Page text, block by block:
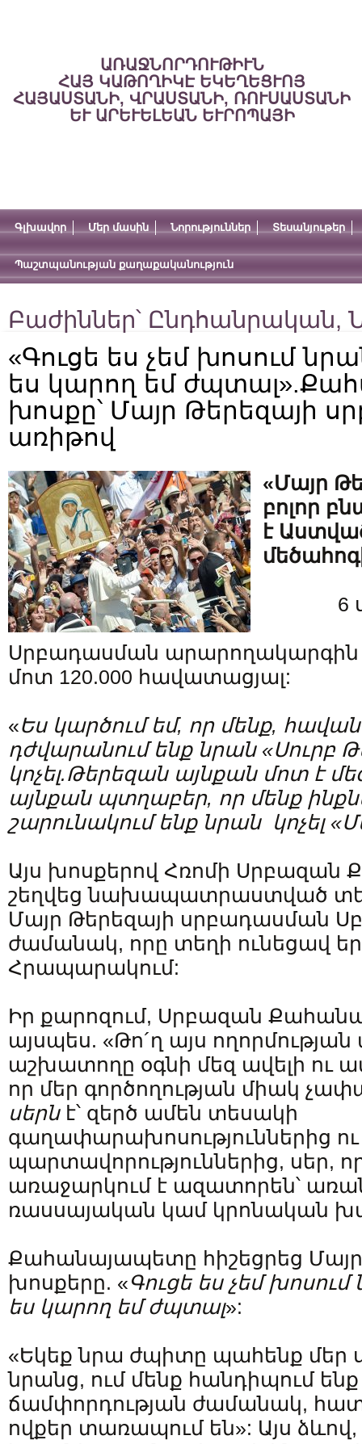
ԱՌԱՋՆՈՐԴՈՒԹԻՒՆ
ՀԱՅ ԿԱԹՈՂԻԿԷ ԵԿԵՂԵՑՒՈՅ
ՀԱՅԱՍՏԱՆԻ, ՎՐԱՍՏԱՆԻ, ՌՈՒՍԱՍՏԱՆԻ
ԵՒ ԱՐԵՒԵԼԵԱՆ ԵՒՐՈՊԱՅԻ
Գլխավոր Մեր մասին Նորություններ Տեսանյութեր
Պաշտպանության քաղաքականություն
Բաժիններ՝ Ընդհանրական,
«Գուցե ես չեմ խոսում
ես կարող եմ
խոսքը՝ Մայր Թերեզայի
առիթով
«Մայր
բոլոր
է
6
Սրբադասման արարողակարգին
մոտ 120.000 հավատացյալ:
«Ես կարծում եմ, որ մենք,
դժվարանում ենք նրան «Սուրբ
կոչել.Թերեզան այնքան մոտ է
այնքան պտղաբեր, որ մենք
շարունակում ենք նրան կոչել
Այս խոսքերով Հռոմի
շեղվեց նախապատրաստված
Մայր Թերեզայի սրբադասման
ժամանակ, որը տեղի ունեցավ
Հրապարակում:
Իր քարոզում, Սրբազան
այսպես. «Թո´ղ այս
աշխատողը օգնի մեզ ավելի ու
որ մեր գործողության միակ
սերնէ՝ զերծ ամեն տեսակի
գաղափարախոսություններից ու
պարտավորություններից, սեր,
առաջարկում է ազատորեն՝
ռասսայական կամ կրոնական
Քահանայապետը հիշեցրեց
խոսքերը. «Գուցե ես չեմ խոսում
ես կարող եմ ժպտալ»:
«Եկեք նրա ժպիտը պահենք մեր
նրանց, ում մենք հանդիպում ենք
ճամփորդության ժամանակ,
ովքեր տառապում են»: Այս ձևով,